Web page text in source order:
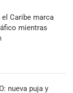
el Caribe marca
mientras
nueva puja y